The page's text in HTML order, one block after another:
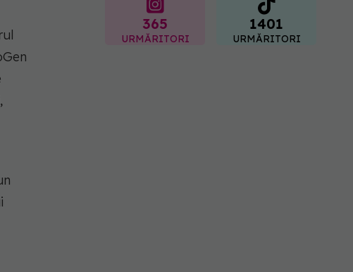
365
URMĂRITORI
1401
URMĂRITORI